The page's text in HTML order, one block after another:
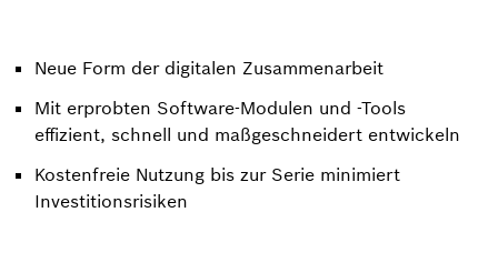
Neue Form der digitalen Zusammenarbeit
Mit erprobten Software-Modulen und -Tools
effizient, schnell und maßgeschneidert entwickeln
Kostenfreie Nutzung bis zur Serie minimiert
Investitionsrisiken